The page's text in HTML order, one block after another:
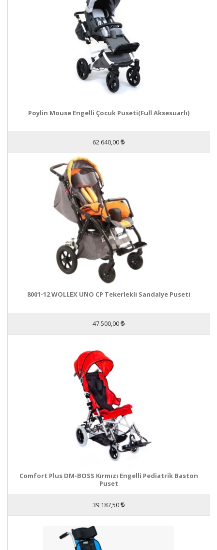
Poylin Mouse Engelli Çocuk Puseti(Full Aksesuarlı)
62.640,00
8001-12 WOLLEX UNO CP Tekerlekli Sandalye Puseti
47.500,00
Comfort Plus DM-BOSS Kırmızı Engelli Pediatrik Baston
Puset
39.187,50